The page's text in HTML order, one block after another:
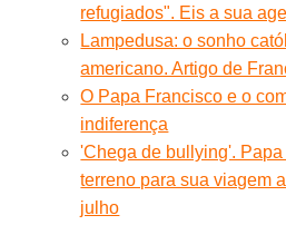
refugiados". Eis a sua
Lampedusa: o sonho
americano. Artigo de
O Papa Francisco e o
indiferença
'Chega de bullying'.
terreno para sua viagem
julho